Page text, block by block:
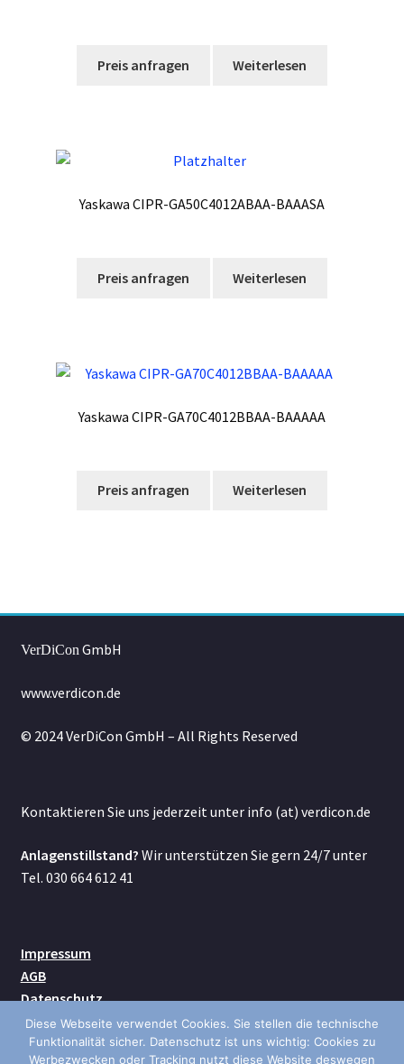
Preis anfragen Weiterlesen
Yaskawa CIPR-GA50C4012ABAA-BAAASA
Preis anfragen Weiterlesen
Yaskawa CIPR-GA70C4012BBAA-BAAAAA
Preis anfragen Weiterlesen
VerDiConGmbH
www.verdicon.de
© 2024 VerDiCon GmbH – All Rights Reserved
Kontaktieren Sie uns jederzeit unter info (at) verdicon.de
Anlagenstillstand? Wir unterstützen Sie gern 24/7 unter
Tel. 030 664 612 41
Impressum
AGB
Datenschutz
Kontakt
Versand
Diese Webseite verwendet Cookies. Sie stellen die technische
Funktionalität sicher. Datenschutz ist uns wichtig: Cookies zu
Werbezwecken oder Tracking nutzt diese Website deswegen